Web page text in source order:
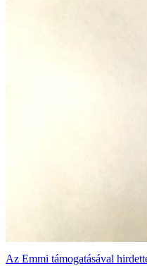
Az Emmi támogatásával